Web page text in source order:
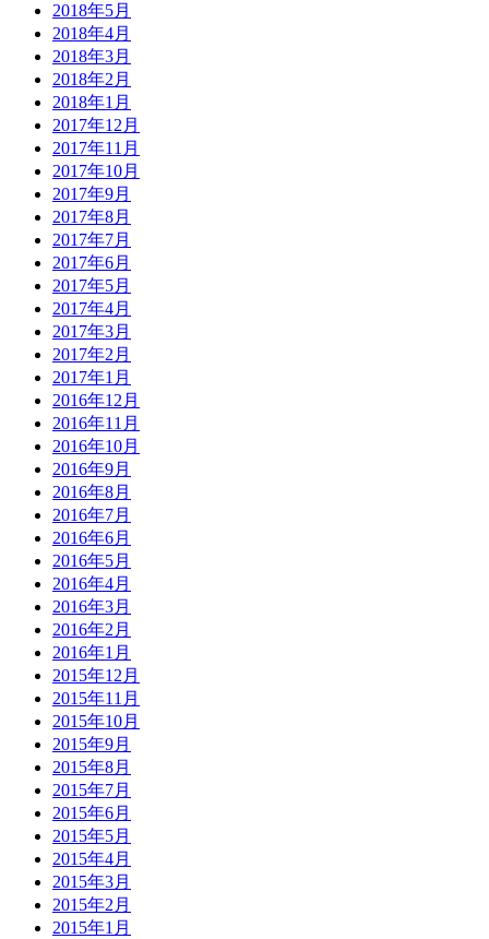
2018年5月
2018年4月
2018年3月
2018年2月
2018年1月
2017年12月
2017年11月
2017年10月
2017年9月
2017年8月
2017年7月
2017年6月
2017年5月
2017年4月
2017年3月
2017年2月
2017年1月
2016年12月
2016年11月
2016年10月
2016年9月
2016年8月
2016年7月
2016年6月
2016年5月
2016年4月
2016年3月
2016年2月
2016年1月
2015年12月
2015年11月
2015年10月
2015年9月
2015年8月
2015年7月
2015年6月
2015年5月
2015年4月
2015年3月
2015年2月
2015年1月